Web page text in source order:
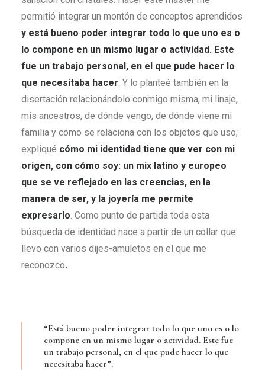
permitió integrar un montón de conceptos aprendidos
y está bueno poder integrar todo lo que uno es o
lo compone en un mismo lugar o actividad. Este
fue un trabajo personal, en el que pude hacer lo
que necesitaba hacer. Y lo planteé también en la
disertación relacionándolo conmigo misma, mi linaje,
mis ancestros, de dónde vengo, de dónde viene mi
familia y cómo se relaciona con los objetos que uso;
expliqué cómo mi identidad tiene que ver con mi
origen, con cómo soy: un mix latino y europeo
que se ve reflejado en las creencias, en la
manera de ser, y la joyería me permite
expresarlo. Como punto de partida toda esta
búsqueda de identidad nace a partir de un collar que
llevo con varios dijes-amuletos en el que me
reconozco.
“Está bueno poder integrar todo lo que uno es o lo
compone en un mismo lugar o actividad. Este fue
un trabajo personal, en el que pude hacer lo que
necesitaba hacer”.